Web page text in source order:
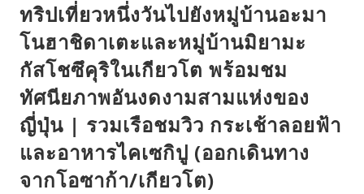
ทริปเที่ยวหนึ่งวันไปยังหมู่บ้านอะมา
โนฮาชิดาเตะและหมู่บ้านมิยามะ
กัสโชซึคุริในเกียวโต พร้อมชม
ทัศนียภาพอันงดงามสามแห่งของ
ญี่ปุ่น | รวมเรือชมวิว กระเช้าลอยฟ้า
และอาหารไคเซกิปู (ออกเดินทาง
จากโอซาก้า/เกียวโต)